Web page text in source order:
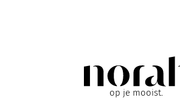
op je mooist.